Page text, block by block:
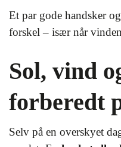
Et par gode handsker
forskel – især når
Sol, vind
forberedt
Selv på en overskyet